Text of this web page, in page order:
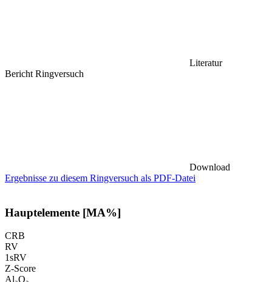
Literatur
Bericht Ringversuch
Download
Ergebnisse zu diesem Ringversuch als PDF-Datei
Hauptelemente [MA%]
CRB
RV
1sRV
Z-Score
Al₂O₃